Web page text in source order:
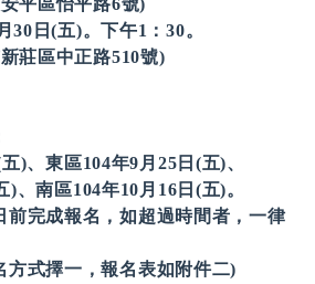
平區怡平路6號)
30日(五)。下午1：30。
莊區中正路510號)
)、東區104年9月25日(五)、
)、南區104年10月16日(五)。
前完成報名，如超過時間者，一律
方式擇一，報名表如附件二)